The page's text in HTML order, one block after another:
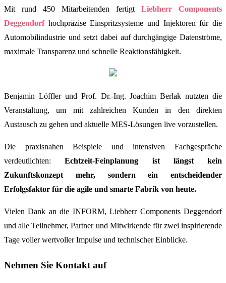
Mit rund 450 Mitarbeitenden fertigt Liebherr Components
Deggendorfhochpräzise Einspritzsysteme und Injektoren für die
Automobilindustrie und setzt dabei auf durchgängige Datenströme,
maximale Transparenz und schnelle Reaktionsfähigkeit.
Benjamin Löffler und Prof. Dr.-Ing. Joachim Berlak nutzten die
Veranstaltung, um mit zahlreichen Kunden in den direkten
Austausch zu gehen und aktuelle MES-Lösungen live vorzustellen.
Die praxisnahen Beispiele und intensiven Fachgespräche
verdeutlichten:Echtzeit-Feinplanung ist längst kein
Zukunftskonzept mehr, sondern ein entscheidender
Erfolgsfaktor für die agile und smarte Fabrik von heute.
Vielen Dank an die INFORM, Liebherr Components Deggendorf
und alle Teilnehmer, Partner und Mitwirkende für zwei inspirierende
Tage voller wertvoller Impulse und technischer Einblicke.
Nehmen Sie Kontakt auf